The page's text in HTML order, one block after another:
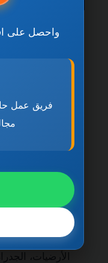
خدمات الشارقة
شركة
ضمان
مدى الحياة من
أصحاب المنازل
نظافة المكان
يقتصر على
الأرضيات،
واحصل على
فريق عمل